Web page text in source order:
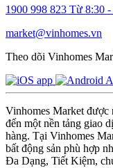
1900 998 823 Từ 8:30 -
market@vinhomes.vn
Theo dõi Vinhomes
Vinhomes Market được
đến một nền tảng giao
hàng. Tại Vinhomes
bất động sản phù hợp
Đa Dạng, Tiết Kiệm,